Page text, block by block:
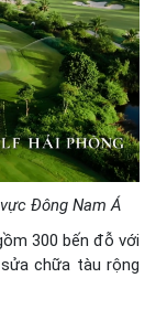
Đông Nam Á
300 bến đỗ với
chữa tàu rộng